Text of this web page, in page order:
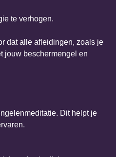
te verhogen.
dat alle afleidingen, zoals je
jouw beschermengel en
Dit helpt je